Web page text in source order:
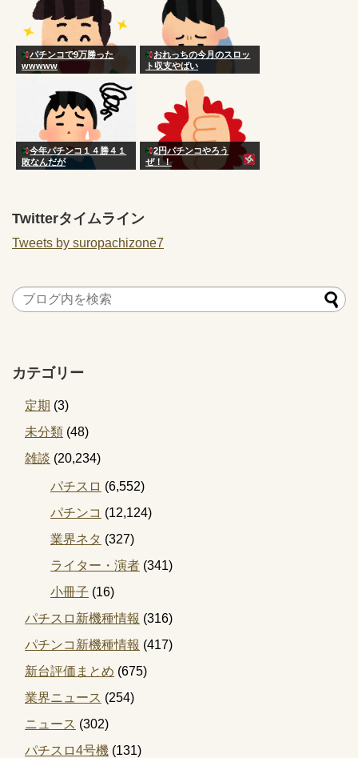
パチンコで9万勝った
wwwww
おれっちの今月のスロッ
ト収支やばい
今年パチンコ１４勝４１
敗なんだが
2円パチンコやろう
ぜ！！
Twitterタイムライン
Tweets by suropachizone7
カテゴリー
定期 (3)
未分類 (48)
雑談 (20,234)
パチスロ (6,552)
パチンコ (12,124)
業界ネタ (327)
ライター・演者 (341)
小冊子 (16)
パチスロ新機種情報 (316)
パチンコ新機種情報 (417)
新台評価まとめ (675)
業界ニュース (254)
ニュース (302)
パチスロ4号機 (131)